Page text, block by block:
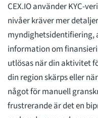
CEX.IO använder KYC-
nivåer kräver mer
myndighetsidentifiering,
information om
utlösas när din aktivitet
din region skärps eller
något för manuell
frustrerande är det en